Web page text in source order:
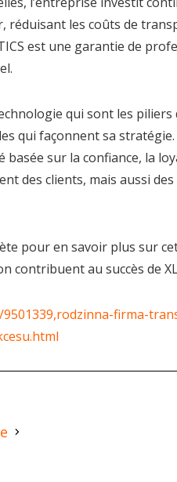
réduisant les coûts de
est une garantie de
qui sont les piliers
qui façonnent sa stratégie.
sur la confiance, la
des clients, mais aussi
pour en savoir plus sur
contribuent au succès de XL
firma-